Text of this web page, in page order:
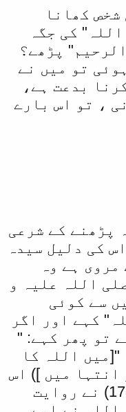
کھانا
کی جگہ
پڑھے؟
تو میں نے
بدعت ہے،
، تو اس بارے
پڑھنے کے شرعی
کی دلیل سیدہ
ہے وہ
اللہ علیہ و
سے کوئی
کہے اور اگر
تو پھر کہے: "
اللہ کا
انتہا میں ]) اس
حدیث کو امام ترمذی: (1781) نے روایت